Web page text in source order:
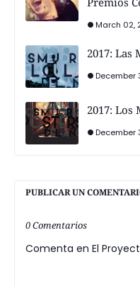
March 02,
2017: Las
December
2017: Los
December
PUBLICAR UN
0 Comentarios
Comenta en El